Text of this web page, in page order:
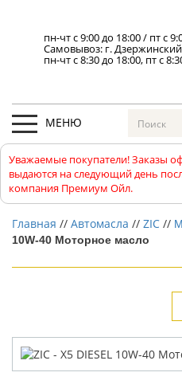
пн-чт с 9:00 до 18:00/ пт с
Самовывоз: г.
пн-чт с 8:30 до 18:00, пт с
МЕНЮ
Уважаемые покупатели! Заказы
выдаются на следующий день
компания Премиум Ойл.
Главная // Автомасла // ZIC //
10W-40 Моторное масло